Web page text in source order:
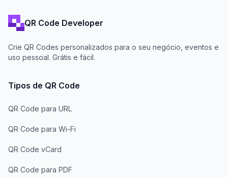
QR Code Developer
Crie QR Codes personalizados para o seu negócio, eventos e
uso pessoal. Grátis e fácil.
Tipos de QR Code
QR Code para URL
QR Code para Wi-Fi
QR Code vCard
QR Code para PDF